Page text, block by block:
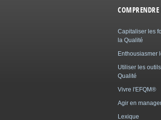
Capitaliser les
la Qualité
Enthousiasmer
Utiliser les
Qualité
Vivre l'EFQM®
Agir en
Lexique